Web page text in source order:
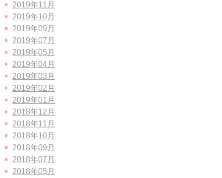
2019年11月
2019年10月
2019年09月
2019年07月
2019年05月
2019年04月
2019年03月
2019年02月
2019年01月
2018年12月
2018年11月
2018年10月
2018年09月
2018年07月
2018年05月